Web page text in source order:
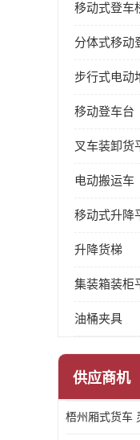
移动式登车
分体式移动
步行式电动
移动登车台
叉车装卸货
电动搬运车
移动式升降
升降货梯
集装箱装柜
油桶夹具
供应商机